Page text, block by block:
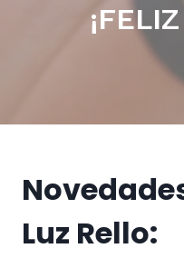
Luz Rello: